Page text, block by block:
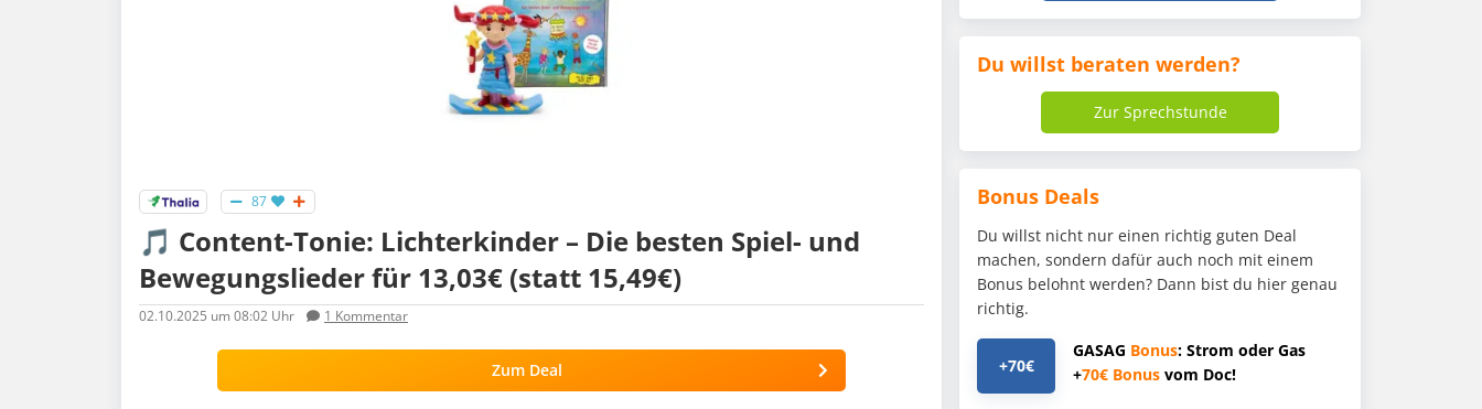
87
🎵 Content-Tonie: Lichterkinder – Die besten Spiel- und
Bewegungslieder für 13,03€ (statt 15,49€)
02.10.2025 um 08:02 Uhr 1 Kommentar
Zum Deal
Du willst beraten werden?
Zur Sprechstunde
Bonus Deals
Du willst nicht nur einen richtig guten Deal
machen, sondern dafür auch noch mit einem
Bonus belohnt werden? Dann bist du hier genau
richtig.
+70€
GASAG Bonus: Strom oder Gas
+70€ Bonus vom Doc!